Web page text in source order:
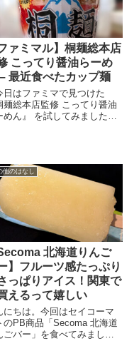
ファミマル】桐麺総本店
こってり醤油らーめ
最近食べたカップ麺
日はファミマで見つけた
麺総本店監修 こってり醤油
めん』 を試してみました。
がりになっているのか、さ
くレビュ...
他のはなし
Secoma 北海道りんご
】フルーツ感たっぷり
っぱりアイス！関東で
えるって嬉しい
にちは。今回はセイコーマ
のPB商品「Secoma 北海道
ごバー」を食べてみまし